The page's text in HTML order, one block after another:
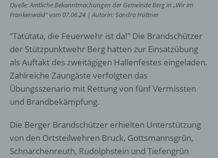
Quelle: Amtliche Bekanntmachungen der Gemeinde Berg in „Wir im
Frankenwald“ vom 07.06.24 | Autorin: Sandra Hüttner
“Tatütata, die Feuerwehr ist da!” Die Brandschützer
der Stützpunktwehr Berg hatten zur Einsatzübung
als Auftakt des zweitägigen Hallenfestes eingeladen.
Zahlreiche Zaungäste verfolgten das
Übungsszenario mit Rettung von fünf Vermissten
und Brandbekämpfung.
Die Berger Brandschützer erhielten Unterstützung
von den Ortsteilwehren Bruck, Gottsmannsgrün,
Schnarchenreuth, Rudolphstein und Tiefengrün